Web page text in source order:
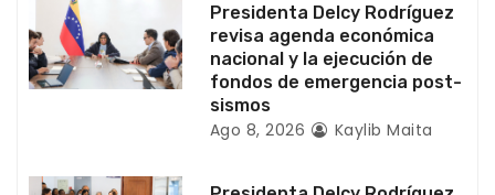
n
t
Presidenta Delcy Rodríguez
revisa agenda económica
nacional y la ejecución de
fondos de emergencia post-
sismos
Ago 8, 2026 Kaylib Maita